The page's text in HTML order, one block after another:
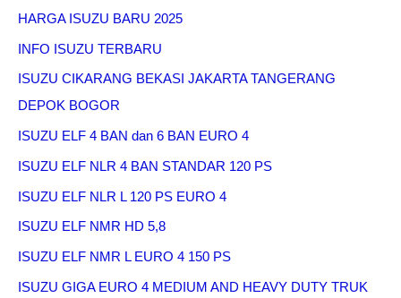
HARGA ISUZU BARU 2025
INFO ISUZU TERBARU
ISUZU CIKARANG BEKASI JAKARTA TANGERANG
DEPOK BOGOR
ISUZU ELF 4 BAN dan 6 BAN EURO 4
ISUZU ELF NLR 4 BAN STANDAR 120 PS
ISUZU ELF NLR L 120 PS EURO 4
ISUZU ELF NMR HD 5,8
ISUZU ELF NMR L EURO 4 150 PS
ISUZU GIGA EURO 4 MEDIUM AND HEAVY DUTY TRUK